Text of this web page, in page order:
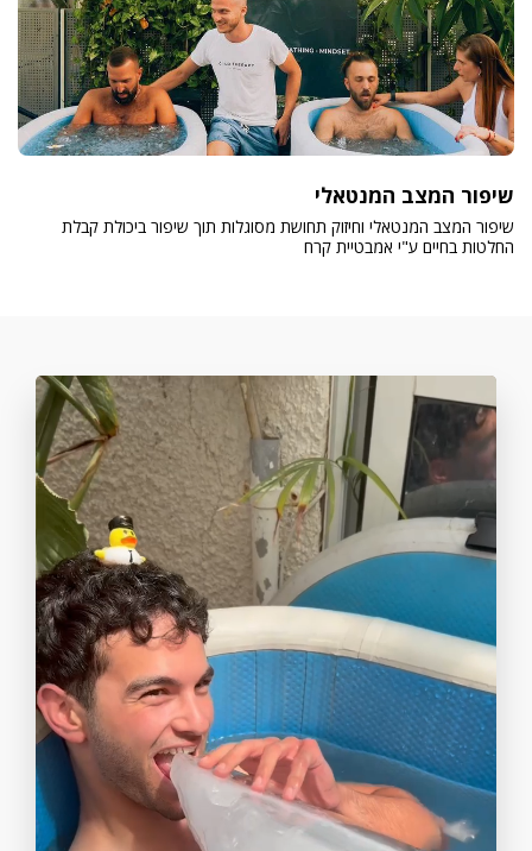
שיפור המצב המנטאלי
שיפור המצב המנטאלי וחיזוק תחושת מסוגלות תוך שיפור ביכולת קבלת
החלטות בחיים ע"י אמבטיית קרח